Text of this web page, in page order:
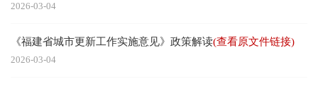
2026-03-04
《福建省城市更新工作实施意见》政策解读(查看原文件链接)
2026-03-04